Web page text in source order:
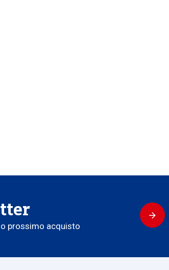
prossimo acquisto